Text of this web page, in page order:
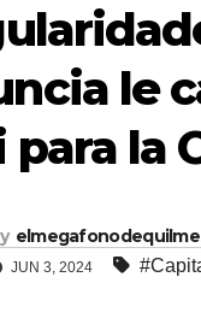
le
para la
JUN 3, 2024